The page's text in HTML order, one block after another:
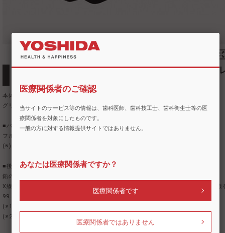
バッテリー内蔵で軽量コンパクトなポータブルレ
本体が前機種「X-shot」よりひと回り小さく、軽量になりました。
グリップとコーンが近づいたことで、位置付けも取り回しやすくなりました。
■バッテリー内蔵のコードレスタイプ
フル充電で600回(※)照射可能で、往診以外にも便利にご使用できます。
(※)0.24s撮影時
■後方散乱X線シールド(※1)
鉛の代わりに蒼鉛（ビスマス）を採用しました 。
X線の遮蔽性に関しては鉛含有のアクリル板と同等の性能を持ち、反射したX線
99.5%以上低減(※2)します。
(※1)医療用エックス線装置基準（令和4年厚生労働省告示第114号）に対応。
(※2)吉田精工株式会社 試験報告書より。
医療関係者のご確認
当サイトのサービス等の情報は、歯科医師、歯科技工士、歯科衛生士等の医
療関係者を対象にしたものです。
一般の方に対する情報提供サイトではありません。
あなたは医療関係者ですか？
医療関係者です
医療関係者ではありません